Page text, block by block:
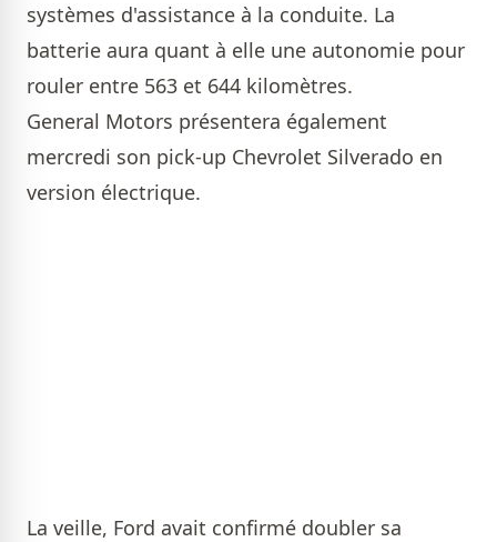
systèmes d'assistance à la conduite. La
batterie aura quant à elle une autonomie pour
rouler entre 563 et 644 kilomètres.
General Motors présentera également
mercredi son pick-up Chevrolet Silverado en
version électrique.
La veille, Ford avait confirmé doubler sa